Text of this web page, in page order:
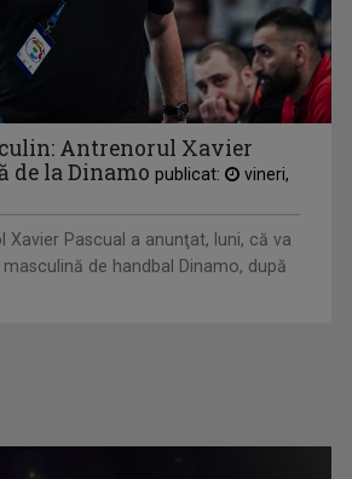
Antrenorul Xavier
de la Dinamo publicat:
vineri,
Xavier Pascual a anunţat, luni, că va
de handbal Dinamo, după